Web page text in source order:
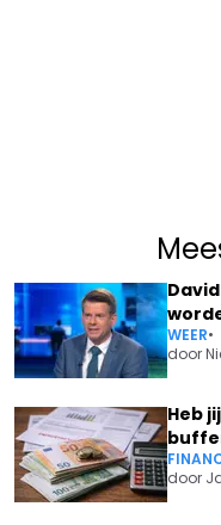
WEER•
door
Heb
door